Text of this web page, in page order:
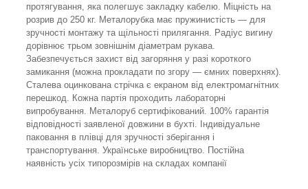
протягування, яка полегшує закладку кабелю. Міцність на
розрив до 250 кг. Металорубка має пружинистість — для
зручності монтажу та щільності прилягання. Радіус вигину
дорівнює трьом зовнішнім діаметрам рукава.
Забезпечується захист від загоряння у разі короткого
замикання (можна прокладати по згору — ємних поверхнях).
Сталева оцинкована стрічка є екраном від електромагнітних
перешкод. Кожна партія проходить лабораторні
випробування. Металоруб сертифікований. 100% гарантія
відповідності заявленої довжини в бухті. Індивідуальне
паковання в плівці для зручності зберігання і
транспортування. Українське виробництво. Постійна
наявність усіх типорозмірів на складах компанії